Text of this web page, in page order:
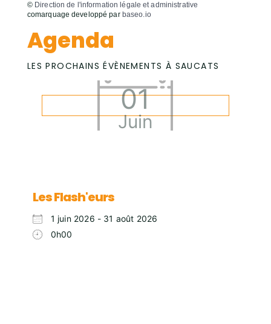
© Direction de l'information légale et administrative
comarquage developpé par baseo.io
Agenda
LES PROCHAINS ÉVÈNEMENTS À SAUCATS
01
Juin
Les Flash'eurs
1 juin 2026 - 31 août 2026
0h00